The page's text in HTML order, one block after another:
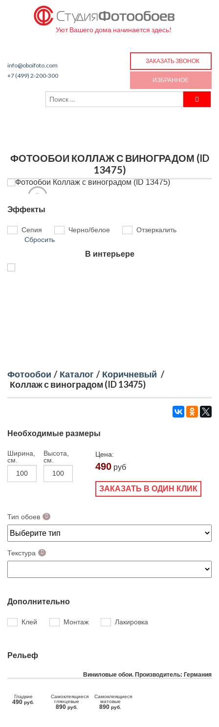
Уют Вашего дома начинается здесь!
info@oboifoto.com
+7 (499) 2-200-300
ЗАКАЗАТЬ ЗВОНОК
ИЗБРАННОЕ
ФОТООБОИ КОЛЛАЖ С ВИНОГРАДОМ (ID
13475)
Эффекты
Сепия Черно/белое
Отзеркалить
Сбросить
В интерьере
Фотообои / Каталог / Коричневый /
Коллаж с виноградом (ID 13475)
Необходимые размеры
Ширина,
см.
Высота,
см.
Цена:
490 руб
ЗАКАЗАТЬ В ОДИН КЛИК
Тип обоев
Текстура
Дополнительно
Клей Монтаж Лакировка
Рельеф
Виниловые обои. Производитель: Германия
Гладкие
490 руб.
Самоклеящиеся
глянцевые
890 руб.
Самоклеящиеся
матовые
890 руб.